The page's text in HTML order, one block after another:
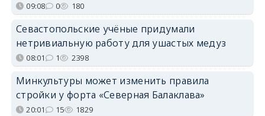
09:08 0 180
Севастопольские учёные придумали
нетривиальную работу для ушастых медуз
08:01 1 2398
Минкультуры может изменить правила
стройки у форта «Северная Балаклава»
20:01 15 1829